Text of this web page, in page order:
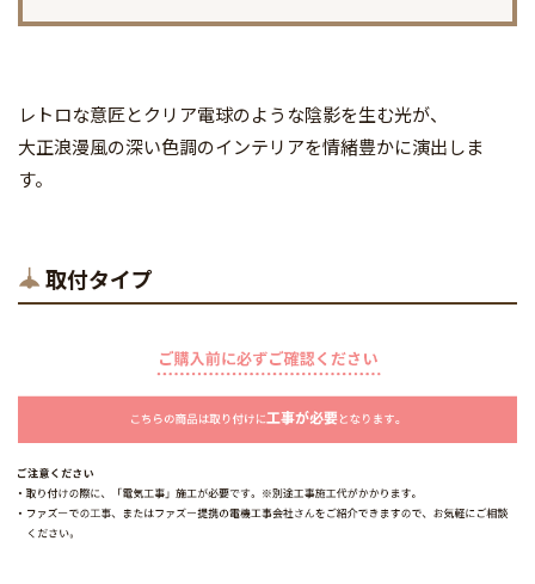
レトロな意匠とクリア電球のような陰影を生む光が、
大正浪漫風の深い色調のインテリアを情緒豊かに演出しま
す。
取付タイプ